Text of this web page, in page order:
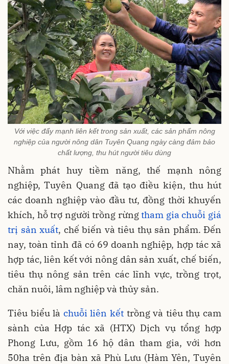
Với việc đẩy mạnh liên kết trong sản xuất, các sản phẩm nông
nghiệp của người nông dân Tuyên Quang ngày càng đảm bảo
chất lượng, thu hút người tiêu dùng
Nhằm phát huy tiềm năng, thế mạnh nông
nghiệp, Tuyên Quang đã tạo điều kiện, thu hút
các doanh nghiệp vào đầu tư, đồng thời khuyến
khích, hỗ trợ người trồng rừngtham gia chuỗi giá
trị sản xuất, chế biến và tiêu thụ sản phẩm. Đến
nay, toàn tỉnh đã có 69 doanh nghiệp, hợp tác xã
hợp tác, liên kết với nông dân sản xuất, chế biến,
tiêu thụ nông sản trên các lĩnh vực, trồng trọt,
chăn nuôi, lâm nghiệp và thủy sản.
Tiêu biểu là chuỗi liên kết trồng và tiêu thụ cam
sành của Hợp tác xã (HTX) Dịch vụ tổng hợp
Phong Lưu, gồm 16 hộ dân tham gia, với hơn
50ha trên địa bàn xã Phù Lưu (Hàm Yên, Tuyên